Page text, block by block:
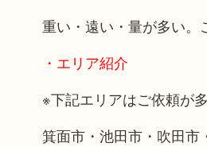
重い・遠い・量が多い。
・エリア紹介
※下記エリアはご依頼が
箕面市・池田市・吹田市